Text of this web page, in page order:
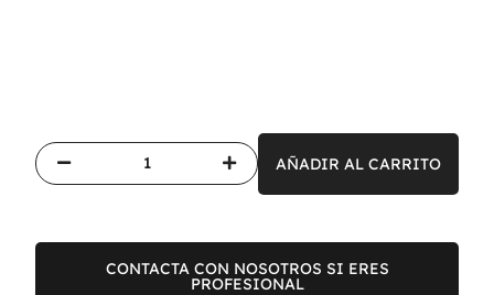
AÑADIR AL CARRITO
CONTACTA CON NOSOTROS SI ERES
PROFESIONAL